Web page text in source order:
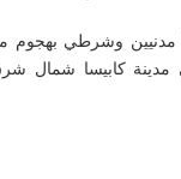
3 مدنيين وشرطي
كابيسا شمال شرق